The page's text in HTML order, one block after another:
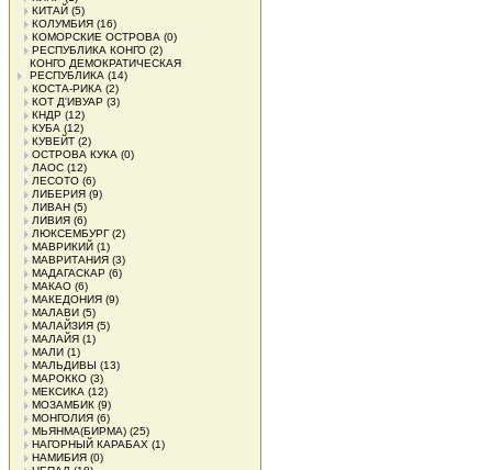
КИТАЙ (5)
КОЛУМБИЯ (16)
КОМОРСКИЕ ОСТРОВА (0)
РЕСПУБЛИКА КОНГО (2)
КОНГО ДЕМОКРАТИЧЕСКАЯ
РЕСПУБЛИКА (14)
КОСТА-РИКА (2)
КОТ Д'ИВУАР (3)
КНДР (12)
КУБА (12)
КУВЕЙТ (2)
ОСТРОВА КУКА (0)
ЛАОС (12)
ЛЕСОТО (6)
ЛИБЕРИЯ (9)
ЛИВАН (5)
ЛИВИЯ (6)
ЛЮКСЕМБУРГ(2)
МАВРИКИЙ (1)
МАВРИТАНИЯ (3)
МАДАГАСКАР (6)
МАКАО (6)
МАКЕДОНИЯ (9)
МАЛАВИ (5)
МАЛАЙЗИЯ (5)
МАЛАЙЯ (1)
МАЛИ (1)
МАЛЬДИВЫ (13)
МАРОККО (3)
МЕКСИКА (12)
МОЗАМБИК (9)
МОНГОЛИЯ (6)
МЬЯНМА(БИРМА) (25)
НАГОРНЫЙ КАРАБАХ (1)
НАМИБИЯ (0)